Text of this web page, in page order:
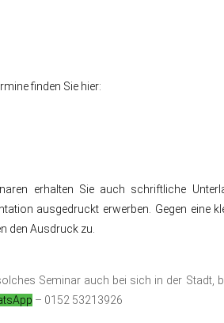
finden Sie hier:
erhalten Sie auch schriftliche
ausgedruckt erwerben. Gegen eine
den Ausdruck zu.
Seminar auch bei sich in der Stadt,
– 0152 53213926